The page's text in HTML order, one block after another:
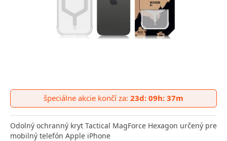
špeciálne akcie končí za: 23d: 09h: 37m
Odolný ochranný kryt Tactical MagForce Hexagon určený pre
mobilný telefón Apple iPhone